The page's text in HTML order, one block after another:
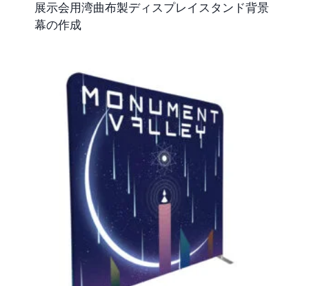
展示会用湾曲布製ディスプレイスタンド背景
幕の作成